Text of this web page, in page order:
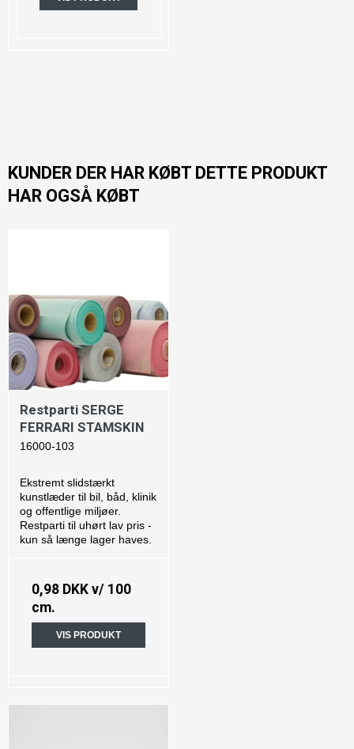
KUNDER DER HAR KØBT DETTE PRODUKT
HAR OGSÅ KØBT
Restparti SERGE
FERRARI STAMSKIN
16000-103
Ekstremt slidstærkt
kunstlæder til bil, båd, klinik
og offentlige miljøer.
Restparti til uhørt lav pris -
kun så længe lager haves.
0,98 DKK v/ 100
cm.
VIS PRODUKT